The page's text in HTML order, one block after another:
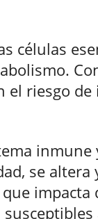
células
el riesgo de
inmune
se
impacta